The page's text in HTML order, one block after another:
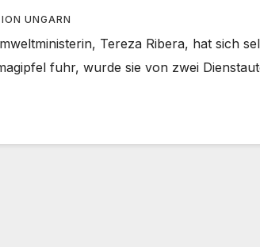
UNGARN
Tereza Ribera, hat sich
fuhr, wurde sie von zwei